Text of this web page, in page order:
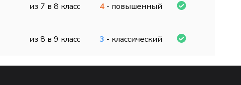
из 7 в 8 класс 4 - повышенный
из 8 в 9 класс 3 - классический